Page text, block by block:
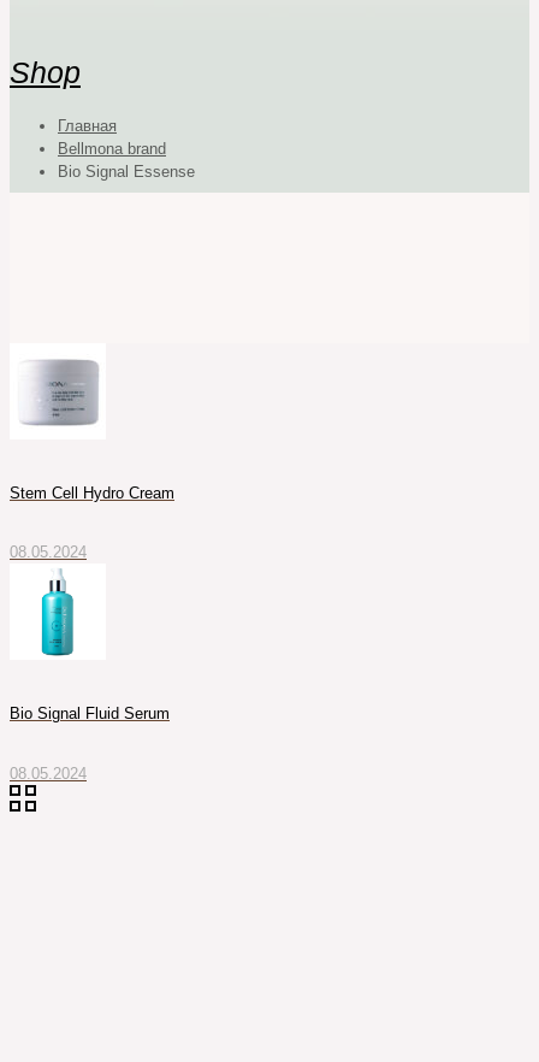
Shop
Главная
Bellmona brand
Bio Signal Essense
Stem Cell Hydro Cream
08.05.2024
Bio Signal Fluid Serum
08.05.2024